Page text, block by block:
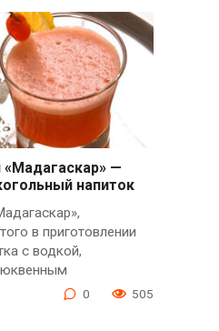
«Мадагаскар» —
напиток
в приготовлении
с водкой,
0 505